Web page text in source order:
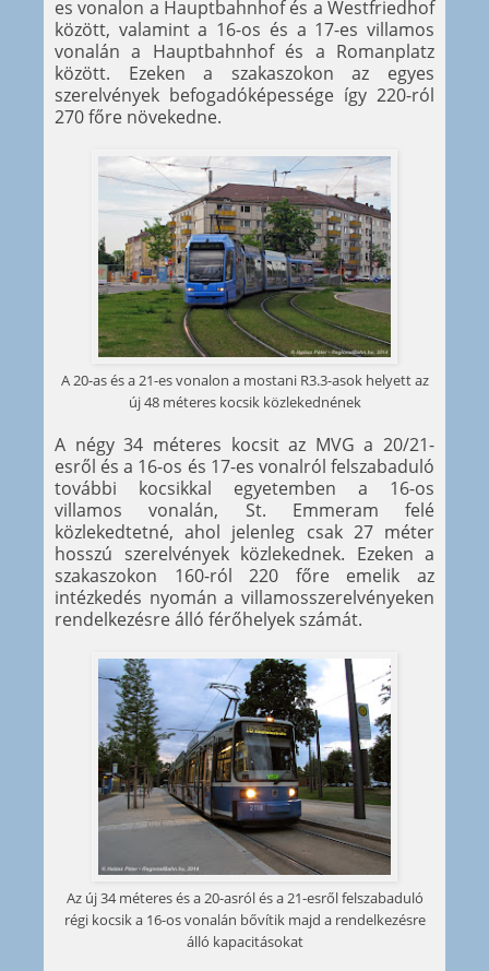
es vonalon a Hauptbahnhof és a Westfriedhof
között, valamint a 16-os és a 17-es villamos
vonalán a Hauptbahnhof és a Romanplatz
között. Ezeken a szakaszokon az egyes
szerelvények befogadóképessége így 220-ról
270 főre növekedne.
A 20-as és a 21-es vonalon a mostani R3.3-asok helyett az
új 48 méteres kocsik közlekednének
A négy 34 méteres kocsit az MVG a 20/21-
esről és a 16-os és 17-es vonalról felszabaduló
további kocsikkal egyetemben a 16-os
villamos vonalán, St. Emmeram felé
közlekedtetné, ahol jelenleg csak 27 méter
hosszú szerelvények közlekednek. Ezeken a
szakaszokon 160-ról 220 főre emelik az
intézkedés nyomán a villamosszerelvényeken
rendelkezésre álló férőhelyek számát.
Az új 34 méteres és a 20-asról és a 21-esről felszabaduló
régi kocsik a 16-os vonalán bővítik majd a rendelkezésre
álló kapacitásokat